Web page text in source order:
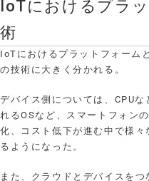
IoTにおけるプラ
術
IoTにおけるプラットフォーム
の技術に大きく分かれる。
デバイス側については、CPU
れるOSなど、スマートフォン
化、コスト低下が進む中で様
るようになった。
また、クラウドとデバイスを